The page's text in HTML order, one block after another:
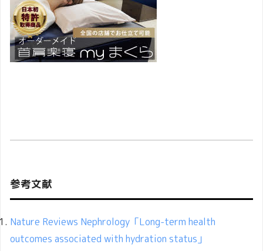
参考文献
Nature Reviews Nephrology「Long-term health
outcomes associated with hydration status」